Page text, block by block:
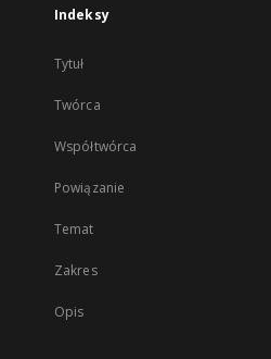
Indeksy
Tytuł
Twórca
Współtwórca
Powiązanie
Temat
Zakres
Opis